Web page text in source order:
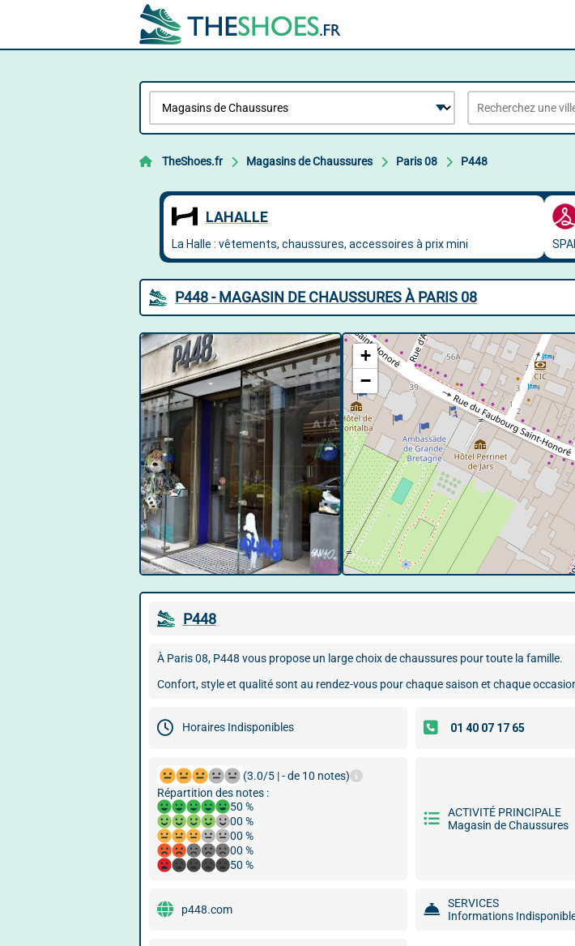
TheShoes.fr Magasins de Chaussures Paris 08 P448
P448 - MAGASIN DE CHAUSSURES À PARIS 08
© Google User Content
+
−
P448
À Paris 08, P448 vous propose un large choix de chaussures pour toute la famille.
Confort, style et qualité sont au rendez-vous pour chaque saison et chaque
Horaires Indisponibles
(3.0/5 | - de 10 notes)
Répartition des notes :
50 %
00 %
00 %
00 %
50 %
ACTIVITÉ PRINCIPALE
Magasin de Chaussures
p448.com
SERVICES
Informations